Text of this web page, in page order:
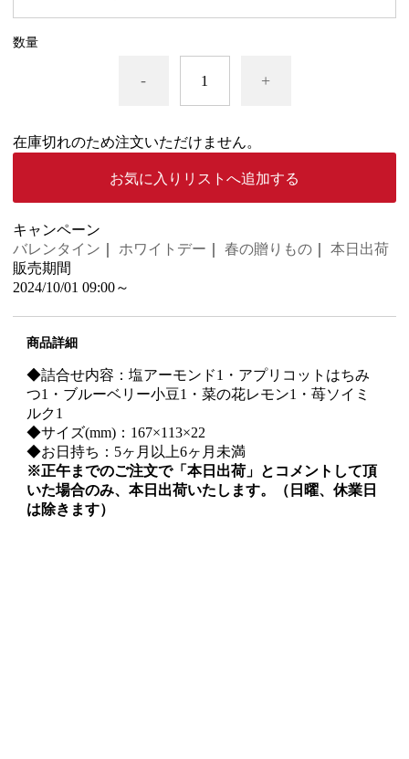
数量
- +
在庫切れのため注文いただけません。
お気に入りリストへ追加する
キャンペーン
バレンタイン
ホワイトデー 春の贈りもの
本日出荷
販売期間
2024/10/01 09:00～
商品詳細
◆詰合せ内容：塩アーモンド1・アプリコットはちみ
つ1・ブルーベリー小豆1・菜の花レモン1・苺ソイミ
ルク1
◆サイズ(mm)：167×113×22
◆お日持ち：5ヶ月以上6ヶ月未満
※正午までのご注文で「本日出荷」とコメントして頂
いた場合のみ、本日出荷いたします。（日曜、休業日
は除きます）